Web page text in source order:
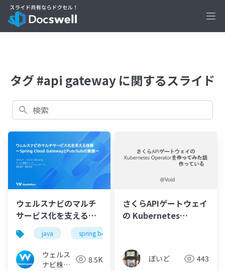
タグ #api gateway に関するスライド
検索
ウェルスナビのマルチ
サービス化を支える技
術 〜Spring Cloud
GatewayとPub/Subの
実践〜
java spring boot
ウェルス
ナビ株式
8.5K
さくらAPIゲートウェイ
の Kubernetes
ぼいど 443